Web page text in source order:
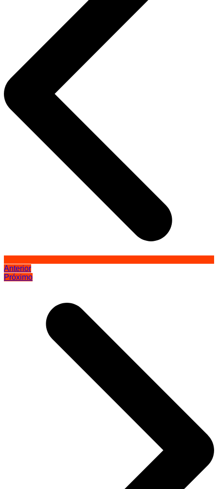
Anterior
Próximo